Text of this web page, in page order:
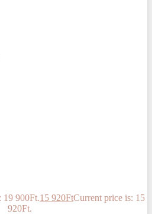
19 900Ft.15 920FtCurrent price is: 15
920Ft.